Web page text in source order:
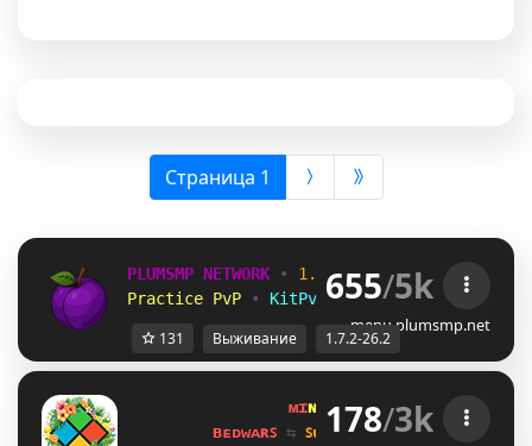
Страница 1 (выбрана)
PLUMSMP NETWORK • 1.7.2 ➜ 26.2
Practice PvP
• KitPvP • Lifesteal
655/5k
menu.plumsmp.net
131 Выживание 1.7.2-26.2
ᴍɪɴᴇ ʟᴀɴᴅ ɴᴇᴛᴡᴏʀᴋ ☀
ʙᴇᴅᴡᴀʀꜱ ⇆ ꜱᴜʀᴠɪᴠᴀʟ ꜱᴍᴘ ⇆ ꜱᴋʏʙʟᴏᴄᴋ
178/3k